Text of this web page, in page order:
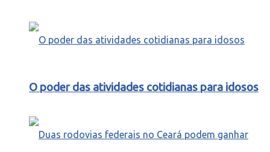
O poder das atividades cotidianas para idosos